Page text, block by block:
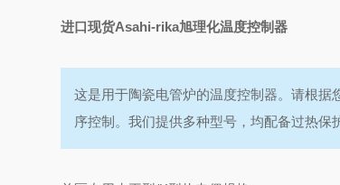
进口现货Asahi-rika旭理化温度控制器
这是用于陶瓷电管炉的温度控制器。请根据
序控制。我们提供多种型号，均配备过热保